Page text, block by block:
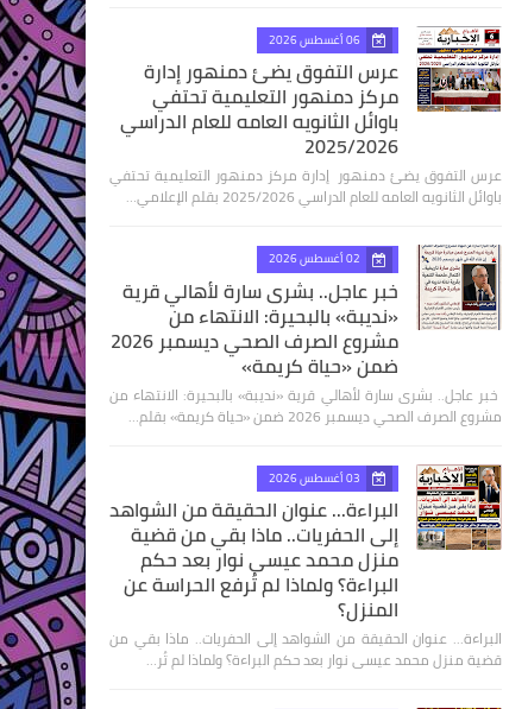
06 أغسطس 2026
عرس التفوق يضئ دمنهور إدارة
مركز دمنهور التعليمية تحتفي
باوائل الثانويه العامه للعام الدراسي
2025/2026
عرس التفوق يضئ دمنهور إدارة مركز دمنهور التعليمية تحتفي
باوائل الثانويه العامه للعام الدراسي 2025/2026 بقلم الإعلامي…
02 أغسطس 2026
خبر عاجل.. بشرى سارة لأهالي قرية
«نديبة» بالبحيرة: الانتهاء من
مشروع الصرف الصحي ديسمبر 2026
ضمن «حياة كريمة»
​ خبر عاجل.. بشرى سارة لأهالي قرية «نديبة» بالبحيرة: الانتهاء من
مشروع الصرف الصحي ديسمبر 2026 ضمن «حياة كريمة» بقلم…
03 أغسطس 2026
البراءة... عنوان الحقيقة من الشواهد
إلى الحفريات.. ماذا بقي من قضية
منزل محمد عيسى نوار بعد حكم
البراءة؟ ولماذا لم تُرفع الحراسة عن
المنزل؟
البراءة... عنوان الحقيقة من الشواهد إلى الحفريات.. ماذا بقي من
قضية منزل محمد عيسى نوار بعد حكم البراءة؟ ولماذا لم تُر…